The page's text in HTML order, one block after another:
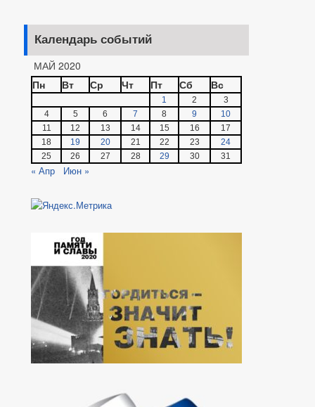
Регламент рассмотрения обращений
Календарь событий
МАЙ 2020
Пн
Вт Ср Чт Пт Сб Вс
1 2
3
4
5 6 7 8 9
10
11
12 13 14 15 16
17
18
19 20 21 22 23
24
25
26 27 28 29 30 31
« Апр Июн »